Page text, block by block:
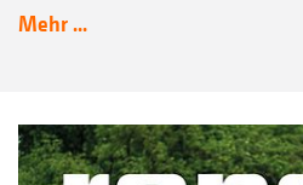
Mehr ...